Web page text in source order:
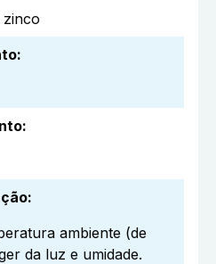
zinco
:
:
:
ambiente (de
da luz e umidade.